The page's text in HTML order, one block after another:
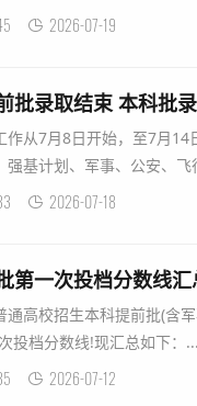
2026-07-19
批录取结束 本科批
从7月8日开始，至7月14
基计划、军事、公安、
2026-07-18
第一次投档分数线汇
高校招生本科提前批(含
投档分数线!现汇总如下：...
2026-07-12